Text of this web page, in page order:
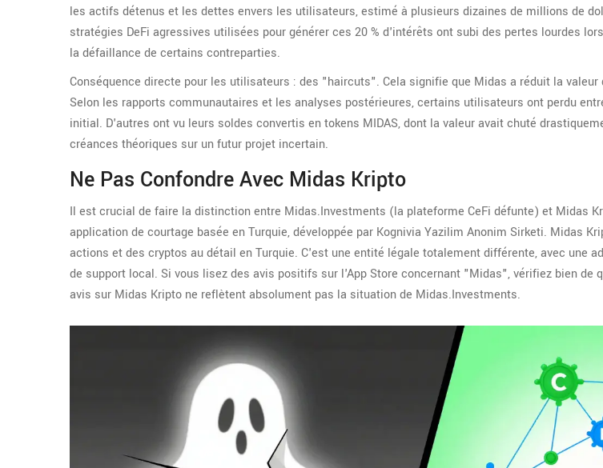
les actifs détenus et les dettes envers les utilisateurs, estimé à plusieurs dizaines de millions de
stratégies DeFi agressives utilisées pour générer ces 20 % d'intérêts ont subi des pertes lourdes
la défaillance de certains contreparties.
Conséquence directe pour les utilisateurs : des "haircuts". Cela signifie que Midas a réduit la
Selon les rapports communautaires et les analyses postérieures, certains utilisateurs ont perdu
initial. D'autres ont vu leurs soldes convertis en tokens MIDAS, dont la valeur avait chuté
créances théoriques sur un futur projet incertain.
Ne Pas Confondre Avec Midas Kripto
Il est crucial de faire la distinction entre Midas.Investments (la plateforme CeFi défunte) et Midas
application de courtage basée en Turquie, développée par Kognivia Yazilim Anonim Sirketi. Midas
actions et des cryptos au détail en Turquie. C'est une entité légale totalement différente, avec une
de support local. Si vous lisez des avis positifs sur l'App Store concernant "Midas", vérifiez bien de
avis sur Midas Kripto ne reflètent absolument pas la situation de Midas.Investments.